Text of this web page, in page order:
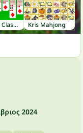
Solitaire Classic Kris Mahjong
2024